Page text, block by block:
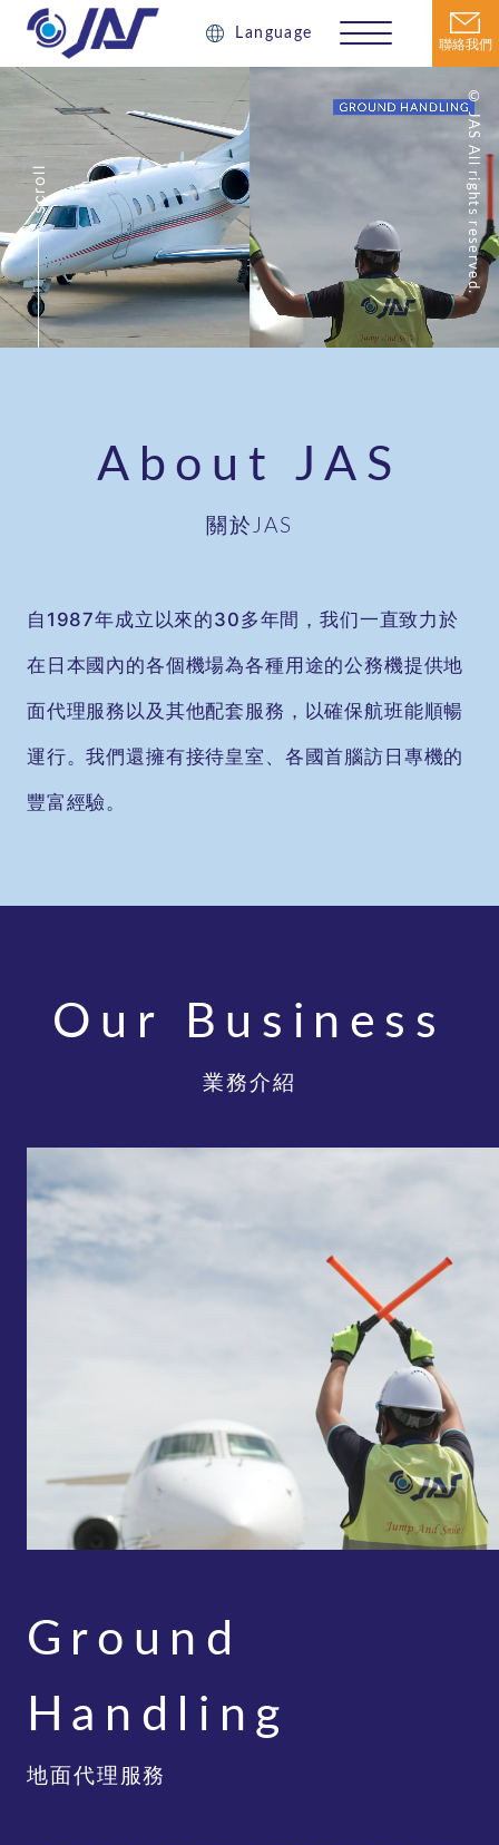
Language
聯絡我們
© JAS All rights reserved.
scroll
About JAS
關於JAS
自1987年成立以來的30多年間，我们一直致力於
在日本國內的各個機場為各種用途的公務機提供地
面代理服務以及其他配套服務，以確保航班能順暢
運行。我們還擁有接待皇室、各國首腦訪日專機的
豐富經驗。
Our Business
業務介紹
Ground
Handling
地面代理服務